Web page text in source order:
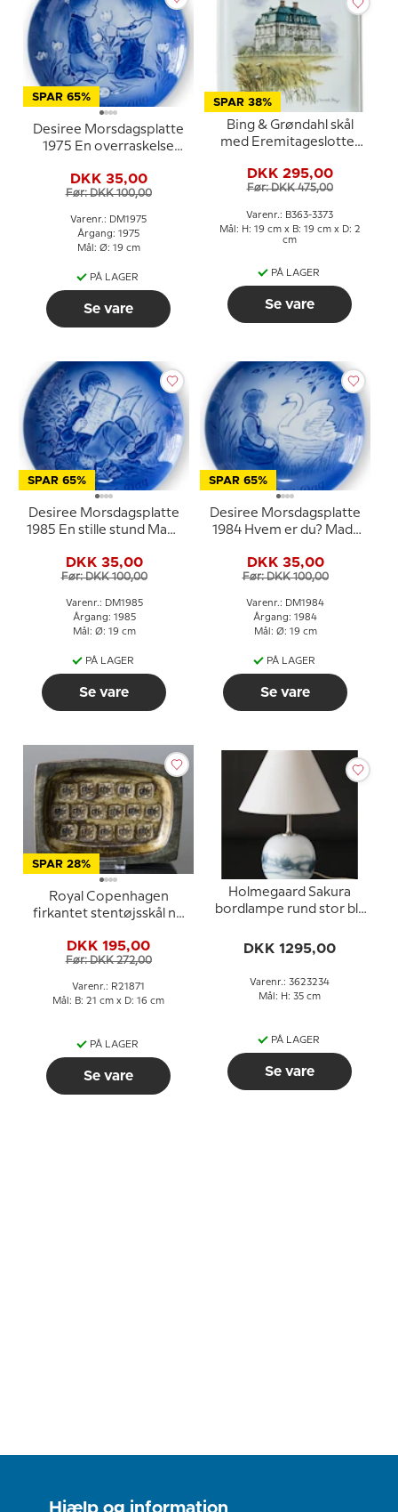
SPAR 65%
Desiree Morsdagsplatte
1975 En overraskelse
DKK 35,00
Før: DKK 100,00
Varenr.: DM1975
Årgang: 1975
Mål: Ø: 19 cm
PÅ LAGER
Se vare
SPAR 38%
Bing & Grøndahl skål
med Eremitageslottet
DKK 295,00
Før: DKK 475,00
Varenr.: B363-3373
Mål: H: 19 cm x B: 19 cm x D: 2
cm
PÅ LAGER
Se vare
SPAR 65%
Desiree Morsdagsplatte
1985 En stille stund Mads
DKK 35,00
Før: DKK 100,00
Varenr.: DM1985
Årgang: 1985
Mål: Ø: 19 cm
PÅ LAGER
Se vare
SPAR 65%
Desiree Morsdagsplatte
1984 Hvem er du? Mads
DKK 35,00
Før: DKK 100,00
Varenr.: DM1984
Årgang: 1984
Mål: Ø: 19 cm
PÅ LAGER
Se vare
SPAR 28%
Royal Copenhagen
firkantet stentøjsskål nr.
DKK 195,00
Før: DKK 272,00
Varenr.: R21871
Mål: B: 21 cm x D: 16 cm
PÅ LAGER
Se vare
Holmegaard Sakura
bordlampe rund stor blå
DKK 1295,00
Varenr.: 3623234
Mål: H: 35 cm
PÅ LAGER
Se vare